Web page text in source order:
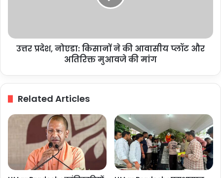
और
अतिरिक्त
उत्तर प्रदेश, नोएडा: किसानों ने की आवासीय प्लॉट और
अतिरिक्त मुआवजे की मांग
Related Articles